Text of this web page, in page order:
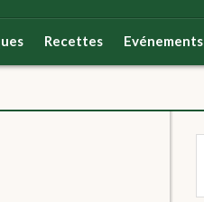
Recettes Evénements